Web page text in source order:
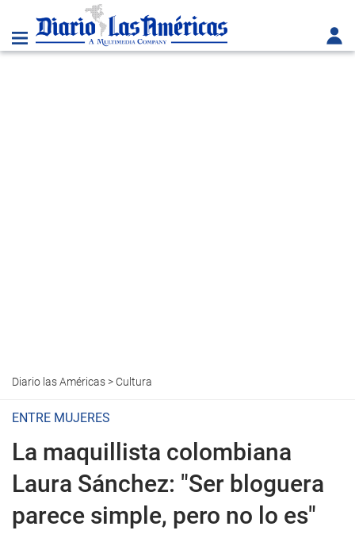
Diario las Américas> Cultura
ENTRE MUJERES
La maquillista colombiana
Laura Sánchez: "Ser bloguera
parece simple, pero no lo es"